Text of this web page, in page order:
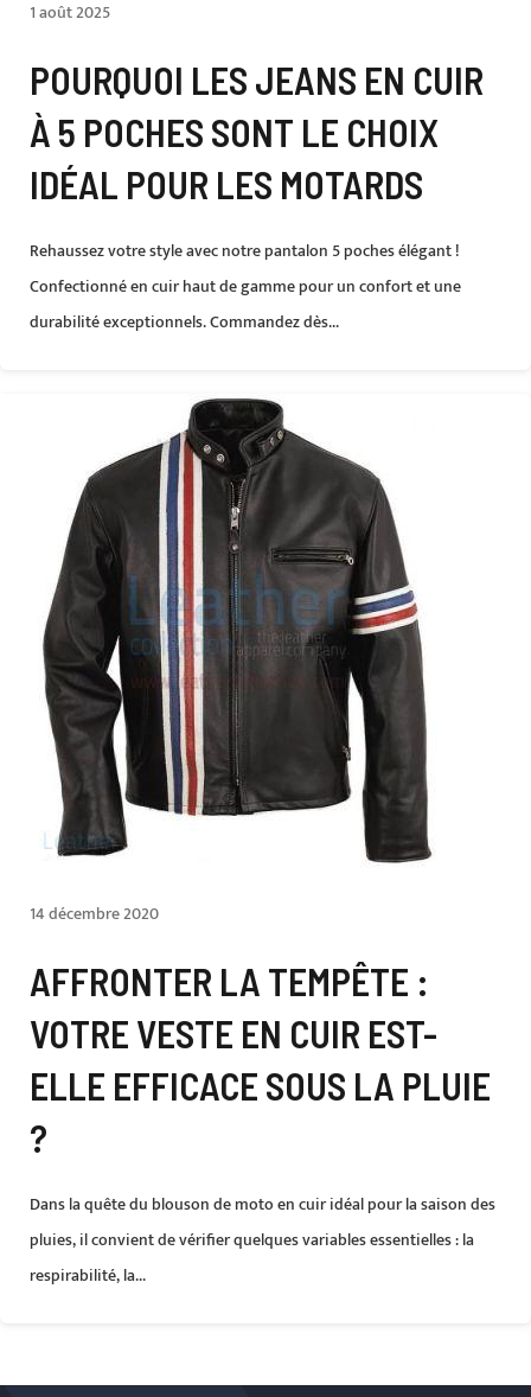
1 août 2025
POURQUOI LES JEANS EN CUIR
À 5 POCHES SONT LE CHOIX
IDÉAL POUR LES MOTARDS
Rehaussez votre style avec notre pantalon 5 poches élégant !
Confectionné en cuir haut de gamme pour un confort et une
durabilité exceptionnels. Commandez dès...
14 décembre 2020
AFFRONTER LA TEMPÊTE :
VOTRE VESTE EN CUIR EST-
ELLE EFFICACE SOUS LA PLUIE
?
Dans la quête du blouson de moto en cuir idéal pour la saison des
pluies, il convient de vérifier quelques variables essentielles : la
respirabilité, la...